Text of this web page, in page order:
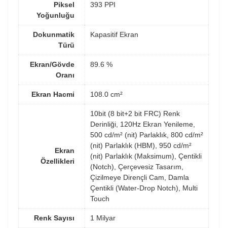
Piksel
Yoğunluğu
393 PPI
Dokunmatik
Türü
Kapasitif Ekran
Ekran/Gövde
Oranı
89.6 %
Ekran Hacmi 108.0 cm²
Ekran
Özellikleri
10bit (8 bit+2 bit FRC) Renk
Derinliği, 120Hz Ekran Yenileme,
500 cd/m² (nit) Parlaklık, 800 cd/m²
(nit) Parlaklık (HBM), 950 cd/m²
(nit) Parlaklık (Maksimum), Çentikli
(Notch), Çerçevesiz Tasarım,
Çizilmeye Dirençli Cam, Damla
Çentikli (Water-Drop Notch), Multi
Touch
Renk Sayısı 1 Milyar